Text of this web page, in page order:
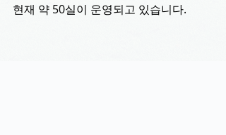
현재 약 50실이 운영되고 있습니다.